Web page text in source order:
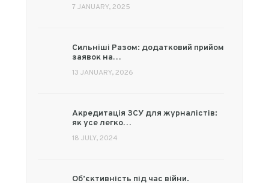
7 JANUARY, 2025
Сильніші Разом: додатковий прийом
заявок на…
13 JANUARY, 2026
Акредитація ЗСУ для журналістів:
як усе легко…
18 JULY, 2024
Об’єктивність під час війни.